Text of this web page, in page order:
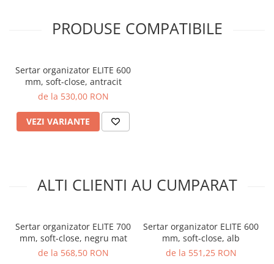
PRODUSE COMPATIBILE
Sertar organizator ELITE 600
mm, soft-close, antracit
de la 530,00 RON
VEZI VARIANTE
ALTI CLIENTI AU CUMPARAT
Sertar organizator ELITE 700
mm, soft-close, negru mat
de la 568,50 RON
Sertar organizator ELITE 600
mm, soft-close, alb
de la 551,25 RON